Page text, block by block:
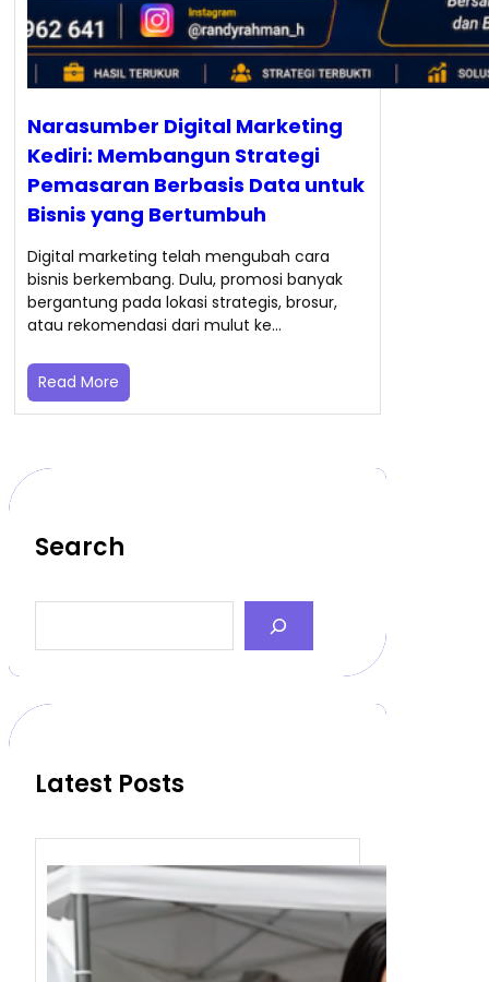
Narasumber Digital Marketing
Kediri: Membangun Strategi
Pemasaran Berbasis Data untuk
Bisnis yang Bertumbuh
Digital marketing telah mengubah cara
bisnis berkembang. Dulu, promosi banyak
bergantung pada lokasi strategis, brosur,
atau rekomendasi dari mulut ke…
Read More
Search
a
c
Latest Posts